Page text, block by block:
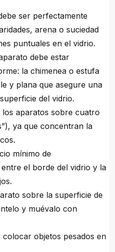
ser perfectamente
arena o suciedad
puntuales en el vidrio.
debe estar
la chimenea o estufa
y plana que asegure una
del vidrio.
aparatos sobre cuatro
ya que concentran la
mínimo de
el borde del vidrio y la
sobre la superficie de
y muévalo con
objetos pesados en